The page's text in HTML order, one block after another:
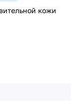
кожи